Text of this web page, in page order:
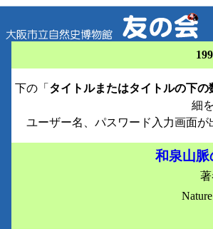
下の「 タイトルまたはタイトルの下の
細
ユーザー名、パスワード入力画面
和泉山脈